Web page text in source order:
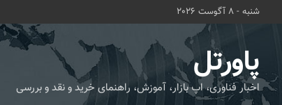
شنبه - 8 آگوست 2026
پاورتل
اخبار فناوری، اپ بازار، آموزش، راهنمای خرید و نقد و بررسی